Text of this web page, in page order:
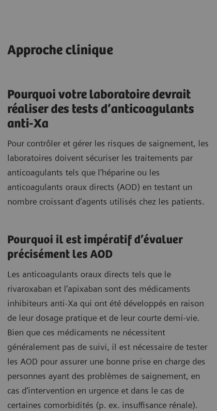
Approche clinique
Pourquoi votre laboratoire devrait
réaliser des tests d’anticoagulants
anti-Xa
Pour contrôler et gérer les risques de saignement, les
laboratoires doivent sécuriser les traitements par
anticoagulants tels que l’héparine ou les
anticoagulants oraux directs (AOD) en testant un
nombre croissant d’agents utilisés chez les patients.
Pourquoi il est impératif d’évaluer
précisément les AOD
Les anticoagulants oraux directs tels que le
rivaroxaban et l’apixaban sont des médicaments
inhibiteurs anti-Xa qui ont été développés en raison
de leur dosage pratique et de leur courte demi-vie.
Bien que ces médicaments ne nécessitent
généralement pas de suivi, il est nécessaire de tester
les AOD pour assurer une bonne prise en charge des
personnes ayant des problèmes de saignement, en
cas d’intervention en urgence et dans le cas de
certaines comorbidités (p. ex. insuffisance rénale).